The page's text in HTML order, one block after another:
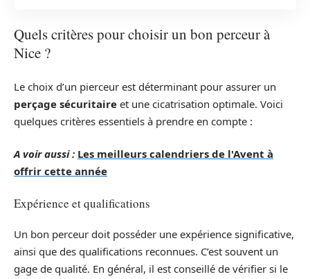
Quels critères pour choisir un bon perceur à
Nice ?
Le choix d’un pierceur est déterminant pour assurer un
perçage sécuritaire et une cicatrisation optimale. Voici
quelques critères essentiels à prendre en compte :
A voir aussi : Les meilleurs calendriers de l'Avent à
offrir cette année
Expérience et qualifications
Un bon perceur doit posséder une expérience significative,
ainsi que des qualifications reconnues. C’est souvent un
gage de qualité. En général, il est conseillé de vérifier si le